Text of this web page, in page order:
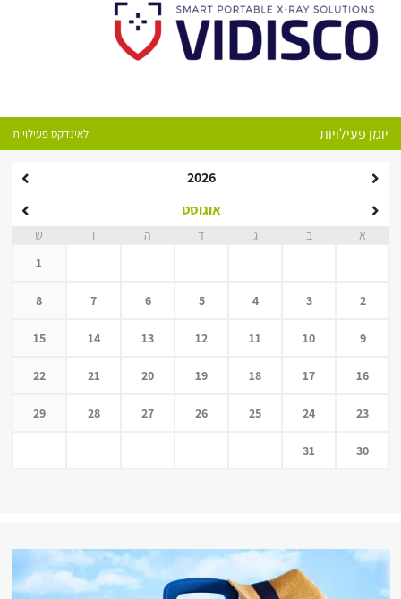
יומן פעילויות לאינדקס פעילויות
2026
אוגוסט
א ב ג ד ה ו
ש
1
2
3
4
5
6
7
8
9
10
11
12
13
14
15
16
17
18
19
20
21
22
23
24
25
26
27
28
29
30
31